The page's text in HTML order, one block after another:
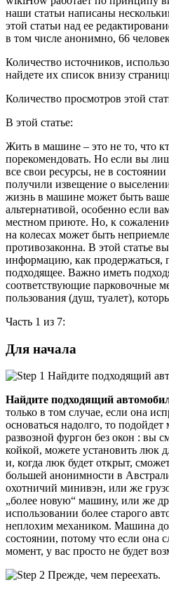
наши статьи написаны
этой статьи над ее
в том числе анонимно, 66
Количество источников,
найдете их список внизу
Количество просмотров этой
В этой статье:
Жить в машине – это не то, что
порекомендовать. Но если вы
все свои ресурсы, не в
получили извещение о
жизнь в машине может быть
альтернативой, особенно если
местном приюте. Но, к
на колесах может быть
противозаконна. В этой статье
информацию, как продержаться,
подходящее. Важно иметь
соответствующие парковочные
пользования (душ, туалет),
Часть 1 из 7:
Для начала
Найдите подходящий
только в том случае, если она
основаться надолго, то
развозной фургон без окон : вы
койкой, можете установить люк
и, когда люк будет открыт,
большей анонимности в
охотничий минивэн, или же
„более новую“ машину, или же
использовании более старого
неплохим механиком. Машина
состоянии, потому что если она
момент, у вас просто не будет